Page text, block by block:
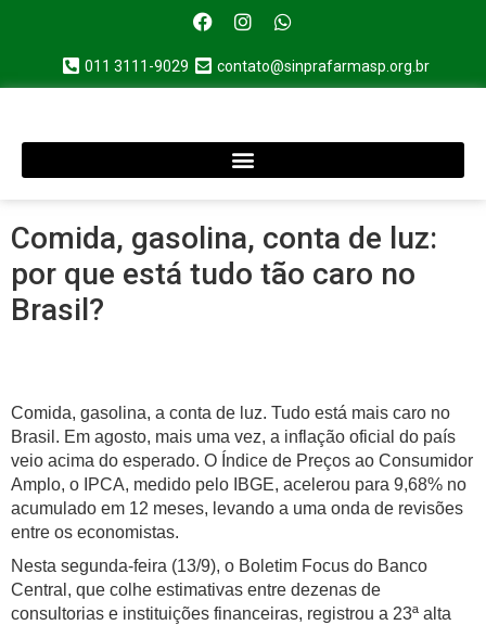
011 3111-9029 contato@sinprafarmasp.org.br
Comida, gasolina, conta de luz:
por que está tudo tão caro no
Brasil?
Comida, gasolina, a conta de luz. Tudo está mais caro no
Brasil. Em agosto, mais uma vez, a inflação oficial do país
veio acima do esperado. O Índice de Preços ao Consumidor
Amplo, o IPCA, medido pelo IBGE, acelerou para 9,68% no
acumulado em 12 meses, levando a uma onda de revisões
entre os economistas.
Nesta segunda-feira (13/9), o Boletim Focus do Banco
Central, que colhe estimativas entre dezenas de
consultorias e instituições financeiras, registrou a 23ª alta